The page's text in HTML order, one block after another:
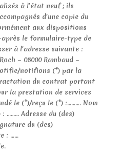
à l’état neuf ; ils
d’une copie du
aux dispositions
le formulaire-type de
à l’adresse suivante :
– 05000 Rambaud –
notifions (*) par la
du contrat portant
la prestation de services
le (*)/reçu le (*) :………. Nom
……… Adresse du (des)
du (des)
: ……